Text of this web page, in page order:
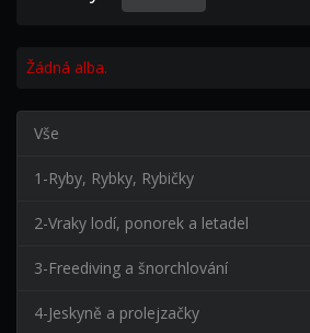
Žádná alba.
Vše
1-Ryby, Rybky, Rybičky
2-Vraky lodí, ponorek a letadel
3-Freediving a šnorchlování
4-Jeskyně a prolejzačky